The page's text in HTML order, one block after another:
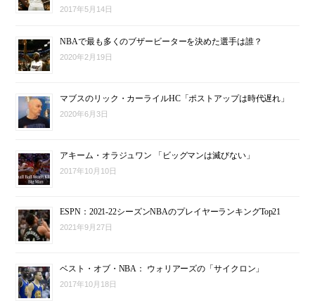
2017年5月14日
NBAで最も多くのブザービーターを決めた選手は誰？
2020年2月19日
マブスのリック・カーライルHC「ポストアップは時代遅れ」
2020年6月3日
アキーム・オラジュワン 「ビッグマンは滅びない」
2017年10月10日
ESPN：2021-22シーズンNBAのプレイヤーランキングTop21
2021年9月27日
ベスト・オブ・NBA： ウォリアーズの「サイクロン」
2017年10月18日